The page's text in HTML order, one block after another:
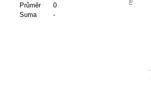
Průměr
0
Suma
-